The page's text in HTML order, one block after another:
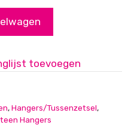
toevoegen
,Hangers/Tussenzetsel,
Hangers